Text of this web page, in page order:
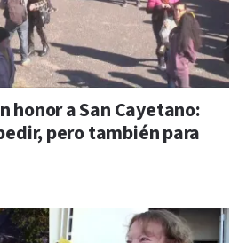
honor a San Cayetano:
pero también para